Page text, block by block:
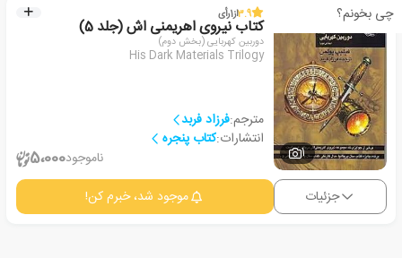
چی بخونم؟
1
3.9از1رأی
کتاب نیروی اهریمنی اش (جلد 5)
دوربین کهربایی (بخش دوم)
His Dark Materials Trilogy
مترجم:فرزاد فربد
انتشارات:کتاب پنجره‏‫
ناموجود5،000
جزئیات موجود شد، خبرم کن!